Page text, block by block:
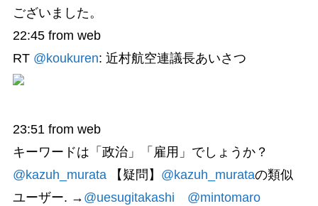
ございました。
22:45from web
RT @koukuren: 近村航空連議長あいさつ
23:51from web
キーワードは「政治」「雇用」でしょうか？
@kazuh_murata【疑問】 @kazuh_murataの類似
ユーザー. → @uesugitakashi
@mintomaro